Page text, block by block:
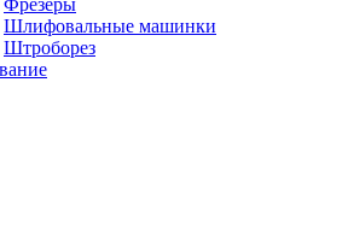
Фрезеры
Шлифовальные машинки
Штроборез